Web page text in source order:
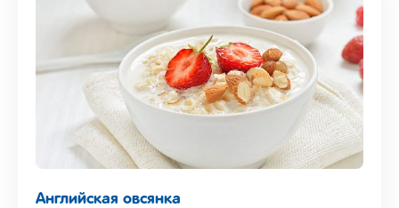
Английская овсянка